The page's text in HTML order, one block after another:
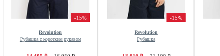
-15%
Revolution
Рубашка с коротким рукавом
-15%
Revolution
Рубашка